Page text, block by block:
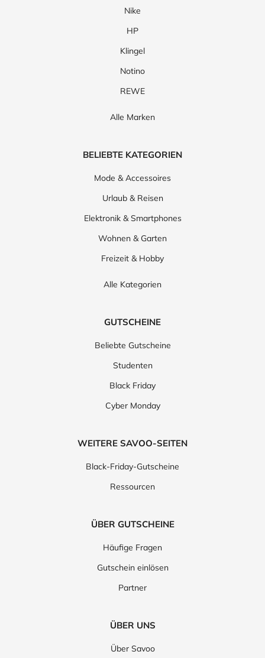
Nike
HP
Klingel
Notino
REWE
Alle Marken
BELIEBTE KATEGORIEN
Mode & Accessoires
Urlaub & Reisen
Elektronik & Smartphones
Wohnen & Garten
Freizeit & Hobby
Alle Kategorien
GUTSCHEINE
Beliebte Gutscheine
Studenten
Black Friday
Cyber Monday
WEITERE SAVOO-SEITEN
Black-Friday-Gutscheine
Ressourcen
ÜBER GUTSCHEINE
Häufige Fragen
Gutschein einlösen
Partner
ÜBER UNS
Über Savoo